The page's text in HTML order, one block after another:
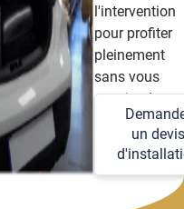
l'intervention
pour profiter
pleinement
sans vous
soucier des
détails
techniques et
logistiques.
un devis